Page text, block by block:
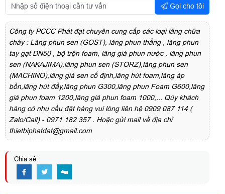
Gọi cho tôi
Công ty PCCC Phát đạt chuyên cung cấp các loại lăng chữa
cháy : Lăng phun sen (GOST), lăng phun thẳng , lăng phun
tay gạt DN50 , bộ trộn foam, lăng giá phun nước , lăng phun
sen (NAKAJIMA),lăng phun sen (STORZ),lăng phun sen
(MACHINO),lăng giá sen cố định,lăng hút foam,lăng áp
bồn,lăng hút đẩy,lăng phun G300,lăng phun Foam G600,lăng
giá phun foam 1200,lăng giá phun foam 1000,... Qúy khách
hàng có nhu cầu đặt hàng vui lòng liên hệ 0909 087 114 (
Zalo/Call) - 0971 182 357 . Hoặc gửi mail về địa chỉ
thietbiphatdat@gmail.com
Chia sẻ: